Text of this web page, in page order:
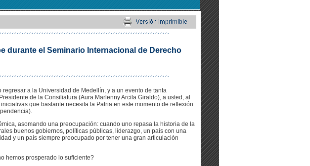
durante el Seminario Internacional de Derecho
regresar a la Universidad de Medellín, y a un evento de tanta
de la Consiliatura (Aura Marlenny Arcila Giraldo), a usted, al
que bastante necesita la Patria en este momento de reflexión
asomando una preocupación: cuando uno repasa la historia de la
buenos gobiernos, políticas públicas, liderazgo, un país con una
y un país siempre preocupado por tener una gran articulación
hemos prosperado lo suficiente?